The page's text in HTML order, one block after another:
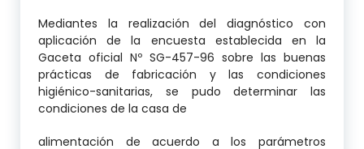
Mediantes la realización del diagnóstico con
aplicación de la encuesta establecida en la
Gaceta oficial Nº SG-457-96 sobre las buenas
prácticas de fabricación y las condiciones
higiénico-sanitarias, se pudo determinar las
condiciones de la casa de
alimentación de acuerdo a los parámetros